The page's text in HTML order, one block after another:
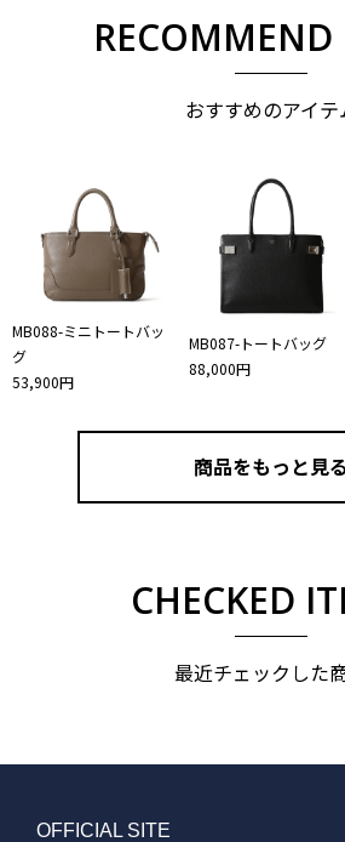
RECOMMEND
おすすめのアイテ
MB088-ミニトートバッ
グ
53,900円
MB087-トートバッグ
88,000円
商品をもっと見る
CHECKED
最近チェックした
OFFICIAL SITE